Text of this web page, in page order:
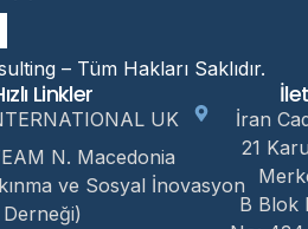
– Tüm Hakları Saklıdır.
Linkler
UK
N. Macedonia
ve Sosyal İnovasyon
Derneği)
İran
21
B Blok